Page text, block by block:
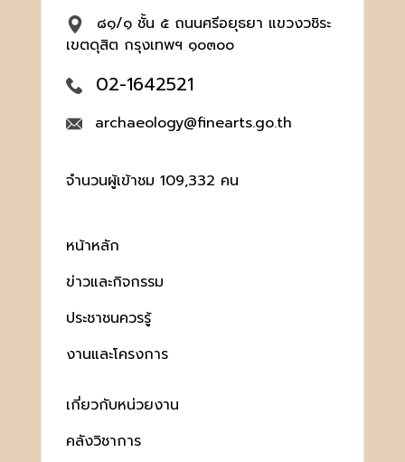
๘๑/๑ ชั้น ๕ ถนนศรีอยุธยา แขวงวชิระ
เขตดุสิต กรุงเทพฯ ๑๐๓๐๐
02-1642521
archaeology@finearts.go.th
จำนวนผู้เข้าชม 109,332 คน
หน้าหลัก
ข่าวและกิจกรรม
ประชาชนควรรู้
งานและโครงการ
เกี่ยวกับหน่วยงาน
คลังวิชาการ